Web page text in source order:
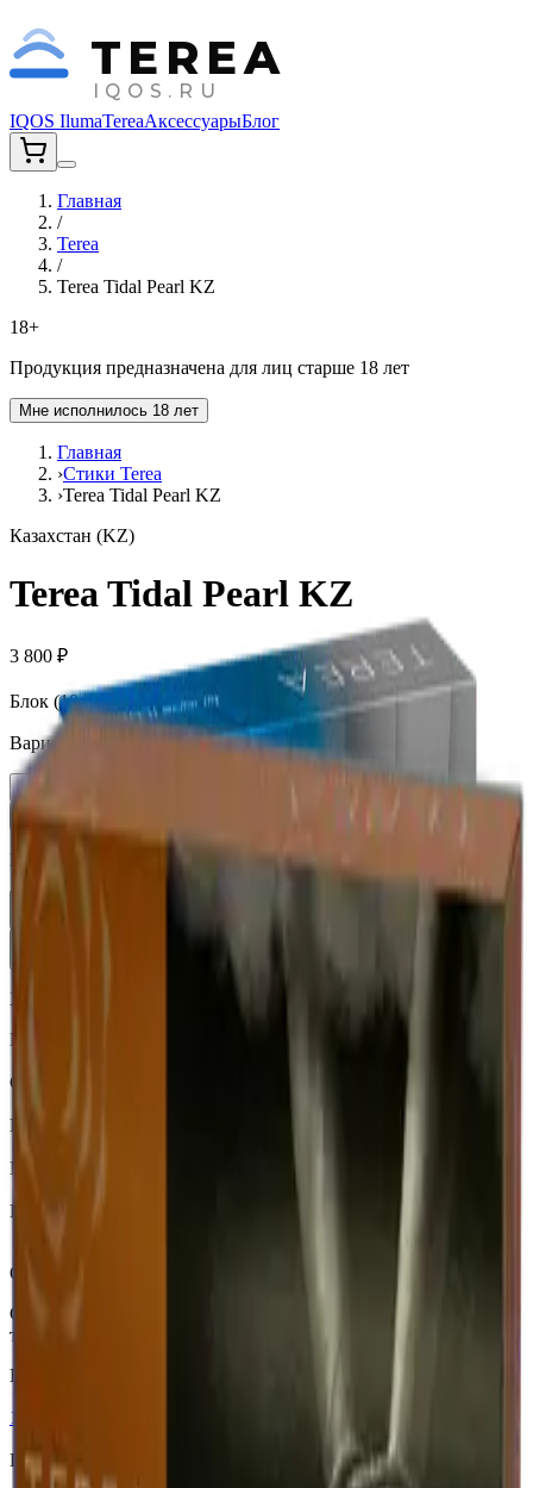
TEREA
IQOS.RU
IQOS IlumaTereaАксессуарыБлог
Главная
/
Terea
/
Terea Tidal Pearl KZ
18+
Продукция предназначена для лиц старше 18 лет
Мне исполнилось 18 лет
Главная
›Стики Terea
›Terea Tidal Pearl KZ
Казахстан (KZ)
Terea Tidal Pearl KZ
3 800 ₽
Блок (10 пачек): 390 ₽
Вариант
Пачка
Блок × 10
Количество
Характеристики
Бренд
Страна
Крепость
Капсула
Вкусы
Описание
Стики TEREA Briza Pearl для IQOS ILUMA — поджаренный
табак с капсулой ментола — Казахстан.
Похожие товары
18+
Казахстан (KZ)